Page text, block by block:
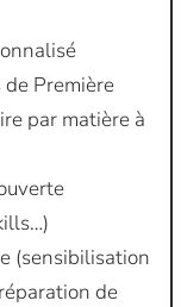
Première
par matière à
(sensibilisation
de